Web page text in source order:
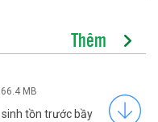
Thêm
66.4 MB
tồn trước bầy